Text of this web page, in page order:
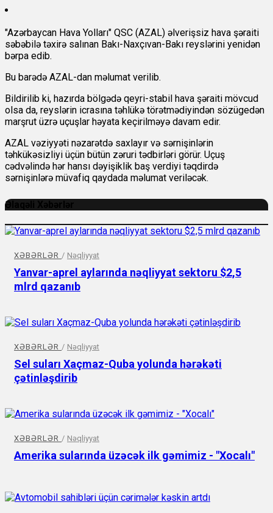
"Azərbaycan Hava Yolları" QSC (AZAL) əlverişsiz hava şəraiti
səbəbilə təxirə salınan Bakı-Naxçıvan-Bakı reyslərini yenidən
bərpa edib.
Bu barədə AZAL-dan məlumat verilib.
Bildirilib ki, hazırda bölgədə qeyri-stabil hava şəraiti mövcud
olsa da, reyslərin icrasına təhlükə törətmədiyindən sözügedən
marşrut üzrə uçuşlar həyata keçirilməyə davam edir.
AZAL vəziyyəti nəzarətdə saxlayır və sərnişinlərin
təhkükəsizliyi üçün bütün zəruri tədbirləri görür. Uçuş
cədvəlində hər hansı dəyişiklik baş verdiyi təqdirdə
sərnişinlərə müvafiq qaydada məlumat veriləcək.
Əlaqəli Xəbərlər
XƏBƏRLƏR / Nəqliyyat
Yanvar-aprel aylarında nəqliyyat sektoru $2,5
mlrd qazanıb
XƏBƏRLƏR / Nəqliyyat
Sel suları Xaçmaz-Quba yolunda hərəkəti
çətinləşdirib
XƏBƏRLƏR / Nəqliyyat
Amerika sularında üzəcək ilk gəmimiz - "Xocalı"